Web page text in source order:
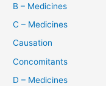
B – Medicines
C – Medicines
Causation
Concomitants
D – Medicines